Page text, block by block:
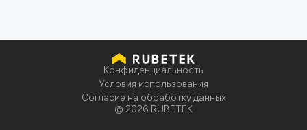
Конфиденциальность
Условия использования
Согласие на обработку данных
© 2026 RUBETEK
политике использования